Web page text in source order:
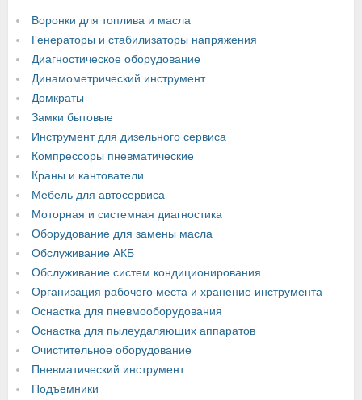
Воронки для топлива и масла
Генераторы и стабилизаторы напряжения
Диагностическое оборудование
Динамометрический инструмент
Домкраты
Замки бытовые
Инструмент для дизельного сервиса
Компрессоры пневматические
Краны и кантователи
Мебель для автосервиса
Моторная и системная диагностика
Оборудование для замены масла
Обслуживание АКБ
Обслуживание систем кондиционирования
Организация рабочего места и хранение инструмента
Оснастка для пневмооборудования
Оснастка для пылеудаляющих аппаратов
Очистительное оборудование
Пневматический инструмент
Подъемники